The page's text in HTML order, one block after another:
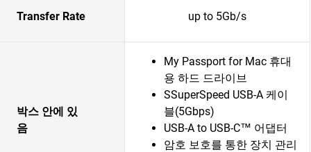
Transfer Rate up to 5Gb/s
박스 안에 있
음
My Passport for Mac 휴대
용 하드 드라이브
SSuperSpeed USB-A 케이
블(5Gbps)
USB-A to USB-C™ 어댑터
암호 보호를 통한 장치 관리